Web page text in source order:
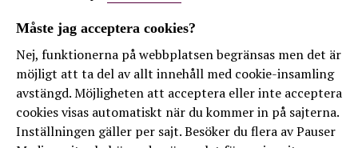
Måste jag acceptera cookies?
Nej, funktionerna på webbplatsen begränsas men det är
möjligt att ta del av allt innehåll med cookie-insamling
avstängd. Möjligheten att acceptera eller inte acceptera
cookies visas automatiskt när du kommer in på sajterna.
Inställningen gäller per sajt. Besöker du flera av Pauser